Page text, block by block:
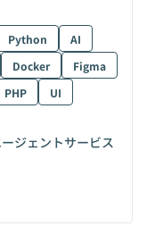
Python
AI
Docker
Figma
PHP
UI
ジェントサービス